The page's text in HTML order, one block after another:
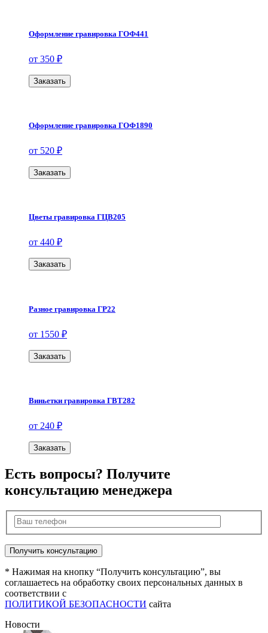
Оформление гравировка ГОФ441
от 350 ₽
Заказать
Оформление гравировка ГОФ1890
от 520 ₽
Заказать
Цветы гравировка ГЦВ205
от 440 ₽
Заказать
Разное гравировка ГР22
от 1550 ₽
Заказать
Виньетки гравировка ГВТ282
от 240 ₽
Заказать
Есть вопросы? Получите
консультацию менеджера
* Нажимая на кнопку “Получить консультацию”, вы
соглашаетесь на обработку своих персональных данных в
соответствии с
ПОЛИТИКОЙ БЕЗОПАСНОСТИ сайта
Новости